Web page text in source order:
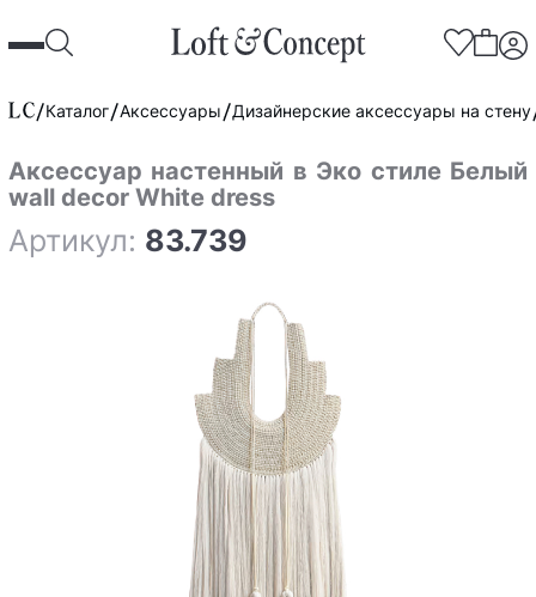
Каталог Аксессуары Дизайнерские аксессуары на стену
Аксессуар настенный в Эко стиле Белый
wall decor White dress
Артикул: 83.739